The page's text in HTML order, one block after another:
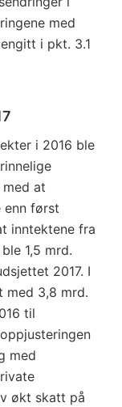
med
i pkt. 3.1
i 2016 ble
at
enn først
inntektene fra
1,5 mrd.
2017. I
med 3,8 mrd.
til
med
økt skatt på